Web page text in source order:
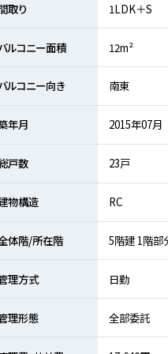
取り 1LDK＋S
ルコニー面積 12m²
ルコニー向き 南東
年月 2015年07月
戸数 23戸
物構造 RC
体階/所在階 5階建 1階部
理方式 日勤
理形態 全部委託